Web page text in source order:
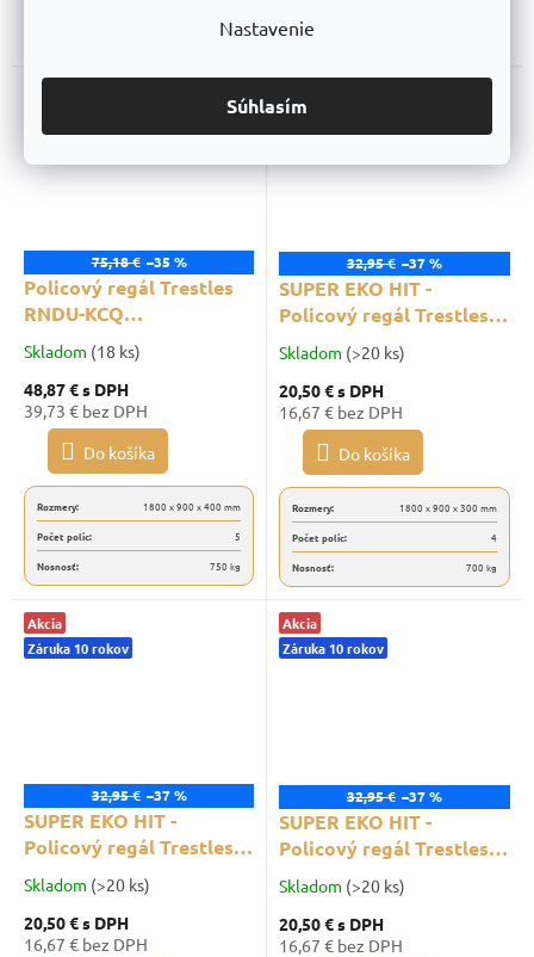
Nastavenie
Súhlasím
750 kg
Nosnosť:
75,18 € –35 %
Policový regál Trestles
RNDU-KCQ
1800x900x400, nosnosť
750 kg, 4 police, 1
drôtený kôš, čierny
Skladom (18 ks)
48,87 €s DPH
39,73 € bez DPH
Do košíka
Rozmery:
1800 x 900 x 400 mm
Počet políc:
5
Nosnosť:
750 kg
Záruka 10 rokov
32,95 € –37 %
SUPER EKO HIT -
Policový regál Trestles
RNDU-KUI 1800x900x300,
nosnosť 700 kg, 4 police,
modrý
Skladom (>20 ks)
20,50 €s DPH
16,67 € bez DPH
Do košíka
Rozmery:
1800 x 900 x 300 mm
Počet políc:
4
Nosnosť:
700 kg
Akcia
Záruka 10 rokov
32,95 € –37 %
SUPER EKO HIT -
Policový regál Trestles
RNDU-KUI
1800x900x300, nosnosť
700 kg, 4 police, červený
Skladom (>20 ks)
20,50 €s DPH
16,67 € bez DPH
Akcia
Záruka 10 rokov
32,95 € –37 %
SUPER EKO HIT -
Policový regál Trestles
RNDU-KUI 1800x900x300,
nosnosť 700 kg, 4 police,
čierny
Skladom (>20 ks)
20,50 €s DPH
16,67 € bez DPH